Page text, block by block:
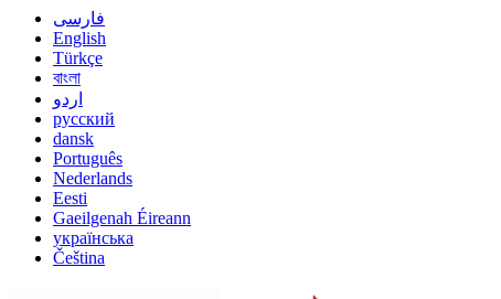
فارسی
English
Türkçe
বাংলা
اردو
русский
dansk
Português
Nederlands
Eesti
Gaeilgenah Éireann
українська
Čeština